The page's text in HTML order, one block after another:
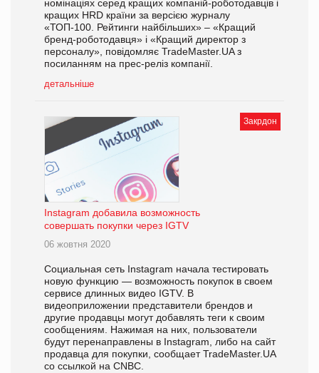
номінаціях серед кращих компаній-роботодавців і
кращих HRD країни за версією журналу
«ТОП-100. Рейтинги найбільших» – «Кращий
бренд-роботодавця» і «Кращий директор з
персоналу», повідомляє TradeMaster.UA з
посиланням на прес-реліз компанії.
детальніше
Закрдон
Instagram добавила возможность
совершать покупки через IGTV
06 жовтня 2020
Социальная сеть Instagram начала тестировать
новую функцию — возможность покупок в своем
сервисе длинных видео IGTV. В
видеоприложении представители брендов и
другие продавцы могут добавлять теги к своим
сообщениям. Нажимая на них, пользователи
будут перенаправлены в Instagram, либо на сайт
продавца для покупки, сообщает TradeMaster.UA
со ссылкой на CNBC.